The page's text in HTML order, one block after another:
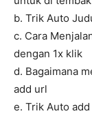
b. Trik Auto
c. Cara
dengan 1x klik
d. Bagaimana
add url
e. Trik Auto